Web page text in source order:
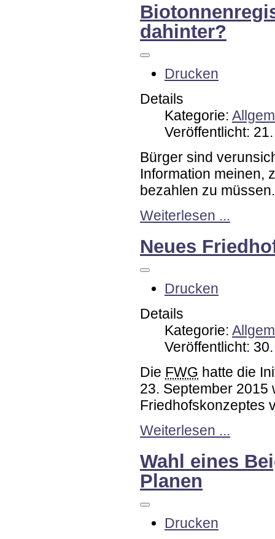
dahinter?
Drucken
Details
Kategorie:
Veröffentlicht:
Bürger sind
Information meinen,
bezahlen zu müssen.
Weiterlesen ...
Neues
Drucken
Details
Kategorie:
Veröffentlicht:
Die FWG hatte die
23. September 2015
Friedhofskonzeptes
Weiterlesen ...
Wahl eines
Planen
Drucken